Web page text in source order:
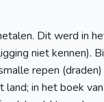
Dit werd in
niet kennen).
repen
land; in het boek